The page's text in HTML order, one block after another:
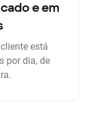
e em
está
por dia, de